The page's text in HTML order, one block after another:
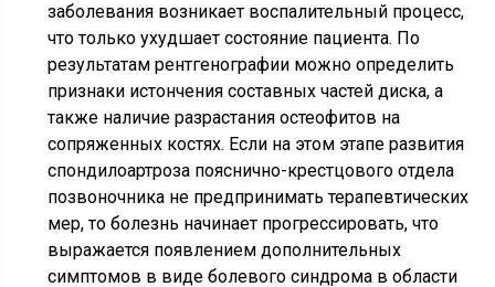
заболевания возникает воспалительный процесс,
что только ухудшает состояние пациента. По
результатам рентгенографии можно определить
признаки истончения составных частей диска, а
также наличие разрастания остеофитов на
сопряженных костях. Если на этом этапе развития
спондилоартроза пояснично-крестцового отдела
позвоночника не предпринимать терапевтических
мер, то болезнь начинает прогрессировать, что
выражается появлением дополнительных
симптомов в виде болевого синдрома в области